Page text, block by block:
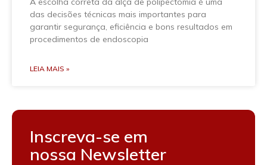
das decisões técnicas mais importantes para
garantir segurança, eficiência e bons resultados em
procedimentos de endoscopia
LEIA MAIS »
Inscreva-se em
nossa Newsletter